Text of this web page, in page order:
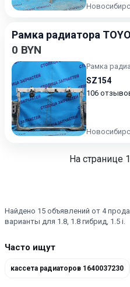
Рамка радиатора
0 BYN
Рамка
SZ154
106
На странице
Найдено 15 объявлений от 4
варианты для 1.8, 1.8 гибрид, 1.5 i.
Часто ищут
кассета радиаторов 1640037230